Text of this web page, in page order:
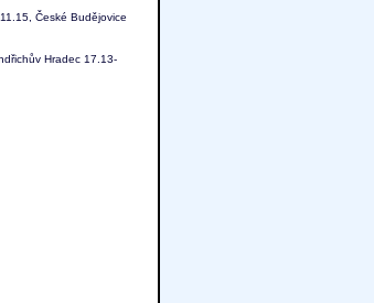
České Budějovice
Hradec 17.13-